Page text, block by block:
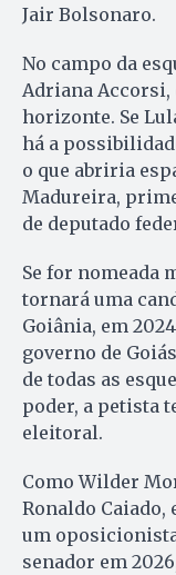
Jair Bolsonaro.
No campo da
Adriana Accorsi,
horizonte. Se
há a
o que abriria
Madureira,
de deputado
Se for nomeada
tornará uma
Goiânia, em
governo de
de todas as
poder, a petista
eleitoral.
Como Wilder
Ronaldo Caiado,
um
senador em